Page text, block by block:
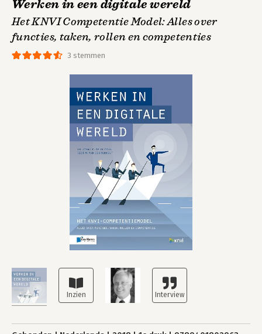
3 stemmen
Werken in een digitale wereld
Het KNVI Competentie Model: Alles over
functies, taken, rollen en competenties